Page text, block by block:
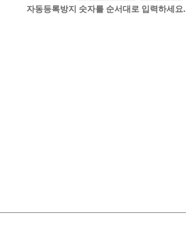
자동등록방지 숫자를 순서대로 입력하세요.